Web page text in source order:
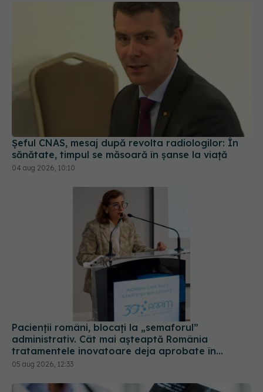
Șeful CNAS, mesaj după revolta radiologilor: În
sănătate, timpul se măsoară în șanse la viață
Pacienții români, blocați la „semaforul”
administrativ. Cât mai așteaptă România
tratamentele inovatoare deja aprobate în
Europa
05 aug 2026, 12:33